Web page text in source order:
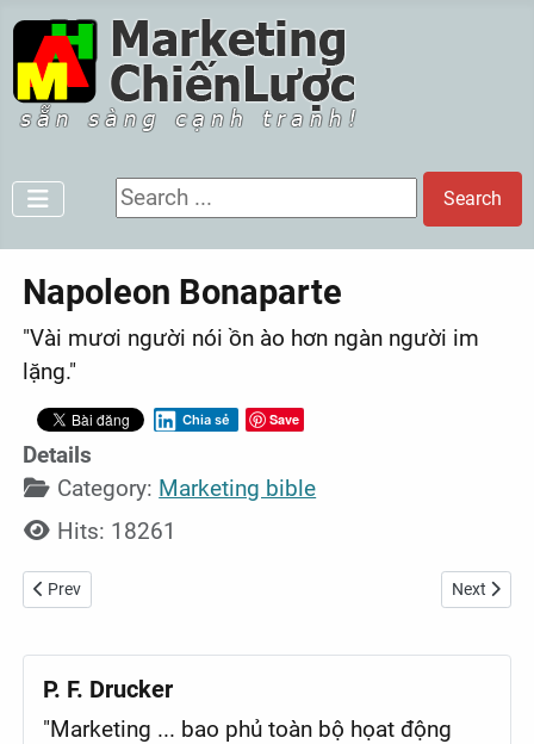
Search ... Search
Napoleon Bonaparte
"Vài mươi người nói ồn ào hơn ngàn người im
lặng."
Chia sẻ Save
Details
Category: Marketing bible
Hits: 18261
Previous article: Napoleon Bonaparte
Prev Next
Next
P. F. Drucker
"Marketing ... bao phủ toàn bộ họat động